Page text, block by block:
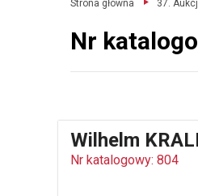
Strona główna 37.
Nr
Wilhelm
Nr katalogowy: 804